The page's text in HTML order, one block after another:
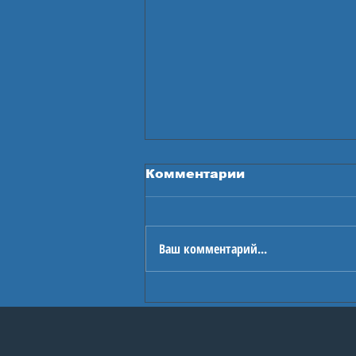
Игры будущего
Комментарии
Ваш комментарий...